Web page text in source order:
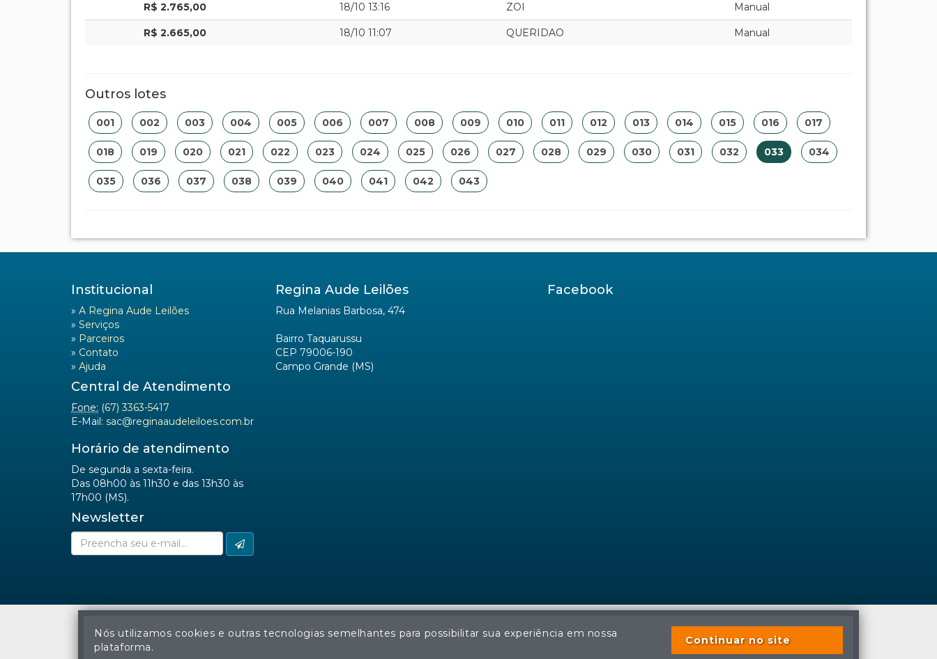
R$ 2.765,00 18/10 13:16 ZOI Manual
R$ 2.665,00 18/10 11:07 QUERIDAO Manual
Outros lotes
001 002 003 004 005 006 007 008 009 010 011 012 013 014 015 016 017
018 019 020 021 022 023 024 025 026 027 028 029 030 031 032 033 034
035 036 037 038 039 040 041 042 043
Institucional
» A Regina Aude Leilões
» Serviços
» Parceiros
» Contato
» Ajuda
Central de Atendimento
Fone: (67) 3363-5417
E-Mail: sac@reginaaudeleiloes.com.br
Horário de atendimento
De segunda a sexta-feira.
Das 08h00 às 11h30 e das 13h30 às
17h00 (MS).
Newsletter
Regina Aude Leilões
Rua Melanias Barbosa, 474
Bairro Taquarussu
CEP 79006-190
Campo Grande (MS)
Facebook
Nós utilizamos cookies e outras tecnologias semelhantes para possibilitar sua experiência em nossa
plataforma.
Continuar no site